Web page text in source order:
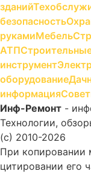
зданий
безопасность
рукамиМебель
АТП
инструмент
оборудование
информация
Инф-Ремонт -
Технологии,
(c) 2010-2026
При копировании
цитировании его